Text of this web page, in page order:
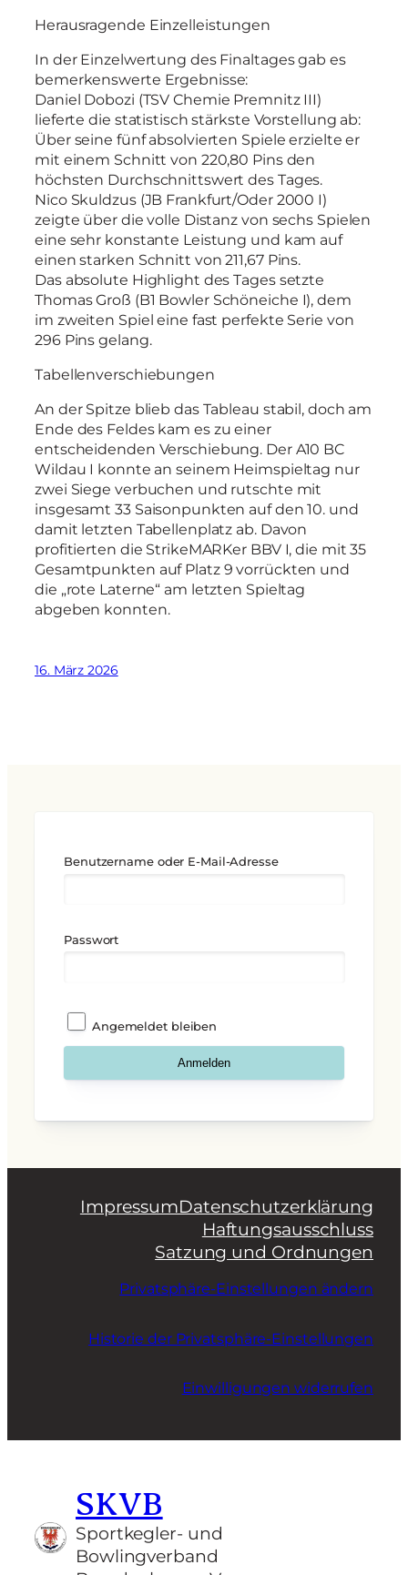
Herausragende Einzelleistungen
In der Einzelwertung des Finaltages gab es
bemerkenswerte Ergebnisse:
Daniel Dobozi (TSV Chemie Premnitz III)
lieferte die statistisch stärkste Vorstellung ab:
Über seine fünf absolvierten Spiele erzielte er
mit einem Schnitt von 220,80 Pins den
höchsten Durchschnittswert des Tages.
Nico Skuldzus (JB Frankfurt/Oder 2000 I)
zeigte über die volle Distanz von sechs Spielen
eine sehr konstante Leistung und kam auf
einen starken Schnitt von 211,67 Pins.
Das absolute Highlight des Tages setzte
Thomas Groß (B1 Bowler Schöneiche I), dem
im zweiten Spiel eine fast perfekte Serie von
296 Pins gelang.
Tabellenverschiebungen
An der Spitze blieb das Tableau stabil, doch am
Ende des Feldes kam es zu einer
entscheidenden Verschiebung. Der A10 BC
Wildau I konnte an seinem Heimspieltag nur
zwei Siege verbuchen und rutschte mit
insgesamt 33 Saisonpunkten auf den 10. und
damit letzten Tabellenplatz ab. Davon
profitierten die StrikeMARKer BBV I, die mit 35
Gesamtpunkten auf Platz 9 vorrückten und
die „rote Laterne“ am letzten Spieltag
abgeben konnten.
16. März 2026
Benutzername oder E-Mail-Adresse
Passwort
Angemeldet bleiben
ImpressumDatenschutzerklärung
Haftungsausschluss
Satzung und Ordnungen
Privatsphäre-Einstellungen ändern
Historie der Privatsphäre-Einstellungen
Einwilligungen widerrufen
SKVB
Sportkegler- und
Bowlingverband